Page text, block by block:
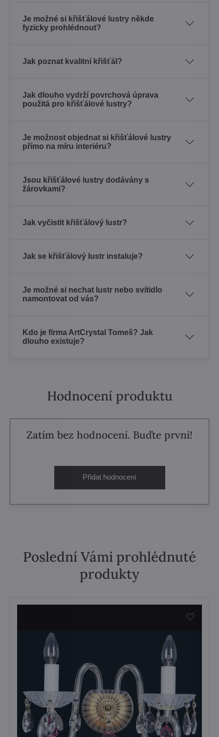
Je možné si křišťálové lustry někde
fyzicky prohlédnout?
Jak poznat kvalitní křišťál?
Jak dlouho vydrží povrchová úprava
použitá pro křišťálové lustry?
Je možnost objednat si křišťálové lustry
přímo na míru interiéru?
Jsou křišťálové lustry dodávány s
žárovkami?
Jak vyčistit křišťálový lustr?
Jak se křišťálový lustr instaluje?
Je možné si nechat lustr nebo svítidlo
namontovat od vás?
Kdo je firma ArtCrystal Tomeš? Jak
dlouho existuje?
Hodnocení produktu
Zatím bez hodnocení. Buďte první!
Přidat hodnocení
Poslední Vámi prohlédnuté
produkty